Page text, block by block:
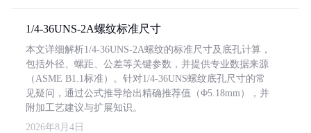
1/4-36UNS-2A螺纹标准尺寸
本文详细解析1/4-36UNS-2A螺纹的标准尺寸及底孔计算，
包括外径、螺距、公差等关键参数，并提供专业数据来源
（ASME B1.1标准）。针对1/4-36UNS螺纹底孔尺寸的常
见疑问，通过公式推导给出精确推荐值（Φ5.18mm），并
附加工艺建议与扩展知识。
2026年8月4日